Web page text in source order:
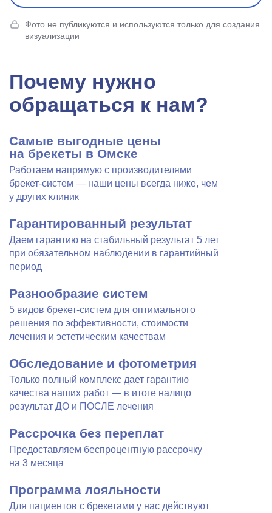
Фото не публикуются и используются только для создания
визуализации
Почему нужно
обращаться к нам?
Самые выгодные цены
на брекеты в Омске
Работаем напрямую с производителями
брекет-систем — наши цены всегда ниже, чем
у других клиник
Гарантированный результат
Даем гарантию на стабильный результат 5 лет
при обязательном наблюдении в гарантийный
период
Разнообразие систем
5 видов брекет-систем для оптимального
решения по эффективности, стоимости
лечения и эстетическим качествам
Обследование и фотометрия
Только полный комплекс дает гарантию
качества наших работ — в итоге налицо
результат ДО и ПОСЛЕ лечения
Рассрочка без переплат
Предоставляем беспроцентную рассрочку
на 3 месяца
Программа лояльности
Для пациентов с брекетами у нас действуют